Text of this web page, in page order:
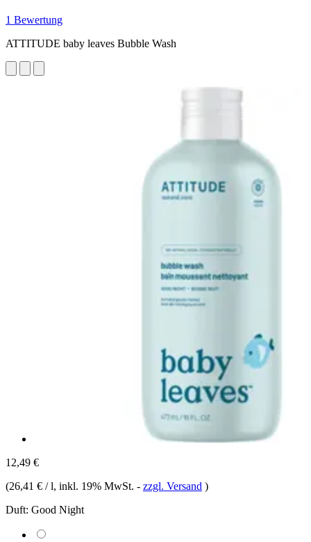
1 Bewertung
ATTITUDE baby leaves Bubble Wash
12,49 €
(26,41 € / l, inkl. 19% MwSt. - zzgl. Versand )
Duft: Good Night